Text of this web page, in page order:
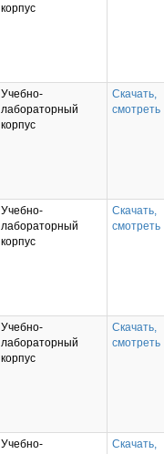
корпус
Учебно-
лабораторный
корпус
Скачать,
смотреть
Учебно-
лабораторный
корпус
Скачать,
смотреть
Учебно-
лабораторный
корпус
Скачать,
смотреть
Учебно-
Скачать,